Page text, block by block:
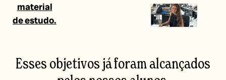
material
de estudo.
Esses objetivos já foram alcançados